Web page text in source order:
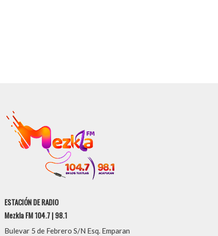
ESTACIÓN DE RADIO
Mezkla FM 104.7 | 98.1
Bulevar 5 de Febrero S/N Esq. Emparan